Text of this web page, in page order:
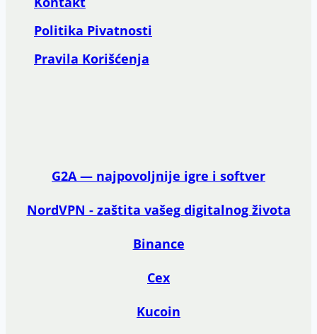
Politika Pivatnosti
Pravila Korišćenja
G2A — najpovoljnije igre i softver
NordVPN - zaštita vašeg digitalnog života
Binance
Cex
Kucoin